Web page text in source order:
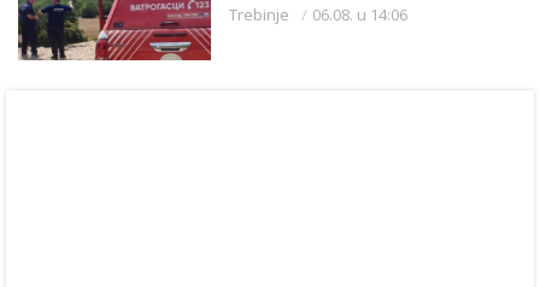
Trebinje 06.08. u 14:06